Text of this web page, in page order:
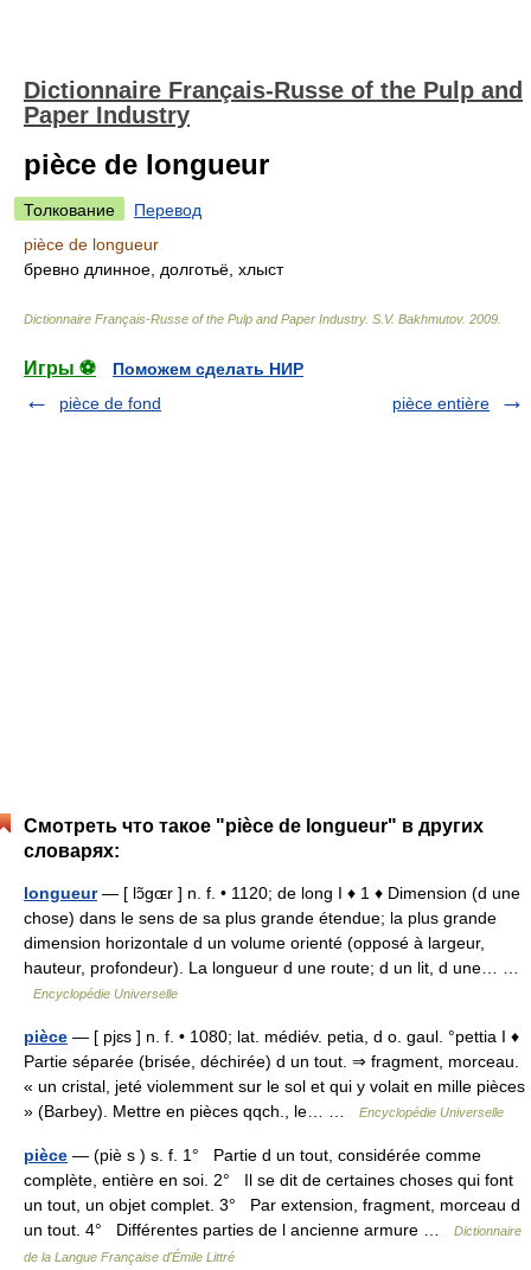
Dictionnaire Français-Russe of the Pulp and
Paper Industry
pièce de longueur
Толкование
Перевод
pièce de longueur
бревно длинное, долготьё, хлыст
Dictionnaire Français-Russe of the Pulp and Paper Industry. S.V. Bakhmutov. 2009
Игры ⚽
Поможем сделать НИР
pièce de fond
pièce entière
Смотреть что такое "pièce de longueur" в других
словарях:
longueur— [ lɔ̃gɶr ] n. f. • 1120; de long I ♦ 1 ♦ Dimension (d une
chose) dans le sens de sa plus grande étendue; la plus grande
dimension horizontale d un volume orienté (opposé à largeur,
hauteur, profondeur). La longueur d une route; d un lit, d une… …
Encyclopédie Universelle
pièce — [ pjɛs ] n. f. • 1080; lat. médiév. petia, d o. gaul. °pettia I ♦
Partie séparée (brisée, déchirée) d un tout. ⇒ fragment, morceau.
« un cristal, jeté violemment sur le sol et qui y volait en mille pièces
» (Barbey). Mettre en pièces qqch., le… …
Encyclopédie Universelle
pièce — (piè s ) s. f. 1° Partie d un tout, considérée comme
complète, entière en soi. 2° Il se dit de certaines choses qui font
un tout, un objet complet. 3° Par extension, fragment, morceau d
un tout. 4° Différentes parties de l ancienne armure …
Dictionnaire
de la Langue Française d'Émile Littré